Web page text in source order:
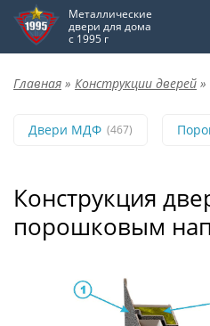
Металлические
двери для дома
с 1995 г
Главная » Конструкции дверей »
Двери МДФ (467)
Конструкция
порошковым